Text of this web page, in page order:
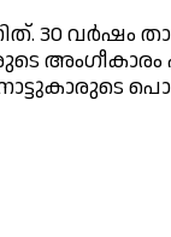
30 വർഷം